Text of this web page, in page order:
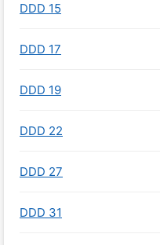
DDD 15
DDD 17
DDD 19
DDD 22
DDD 27
DDD 31